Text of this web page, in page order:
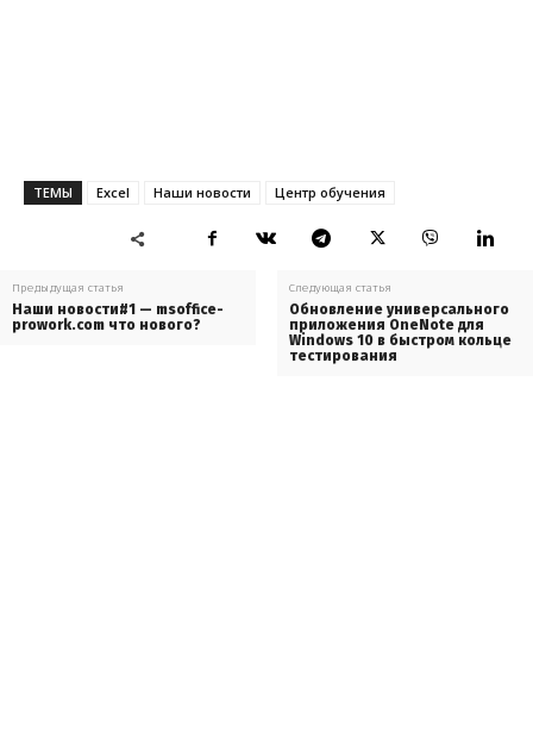
ТЕМЫ Excel Наши новости Центр обучения
Предыдущая статья
Наши новости#1 — msoffice-
prowork.com что нового?
Следующая статья
Обновление универсального
приложения OneNote для
Windows 10 в быстром кольце
тестирования